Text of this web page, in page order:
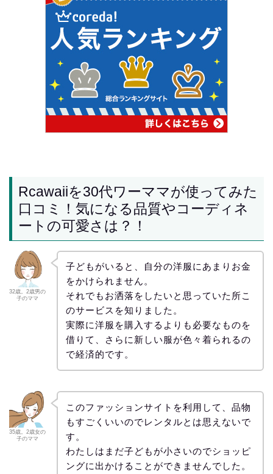
Rcawaiiを30代ワーママが使ってみた
口コミ！気になる品質やコーディネ
ートの可愛さは？！
32歳。2歳男の
子のママ
子どもがいると、自分の洋服にあまりお金
をかけられません。
それでもお洒落をしたいと思っていた所こ
のサービスを知りました。
実際に洋服を購入するよりも必要なものを
借りて、さらに新しい服が色々着られるの
で経済的です。
35歳。2歳女の
子のママ
このファッションサイトを利用して、品物
もすごくいいのでレンタルとは思えないで
す。
わたしはまだ子どもが小さいのでショッピ
ングに出かけることができませんでした。